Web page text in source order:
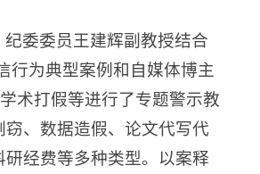
纪委委员王建辉副教授结合
行为典型案例和自媒体博主
术打假等进行了专题警示教
窃、数据造假、论文代写代
研经费等多种类型。以案释